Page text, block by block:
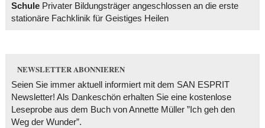
SchulePrivater Bildungsträger angeschlossen an die erste
stationäre Fachklinik für Geistiges Heilen
NEWSLETTER ABONNIEREN
Seien Sie immer aktuell informiert mit dem SAN ESPRIT
Newsletter! Als Dankeschön erhalten Sie eine kostenlose
Leseprobe aus dem Buch von Annette Müller ”Ich geh den
Weg der Wunder”.